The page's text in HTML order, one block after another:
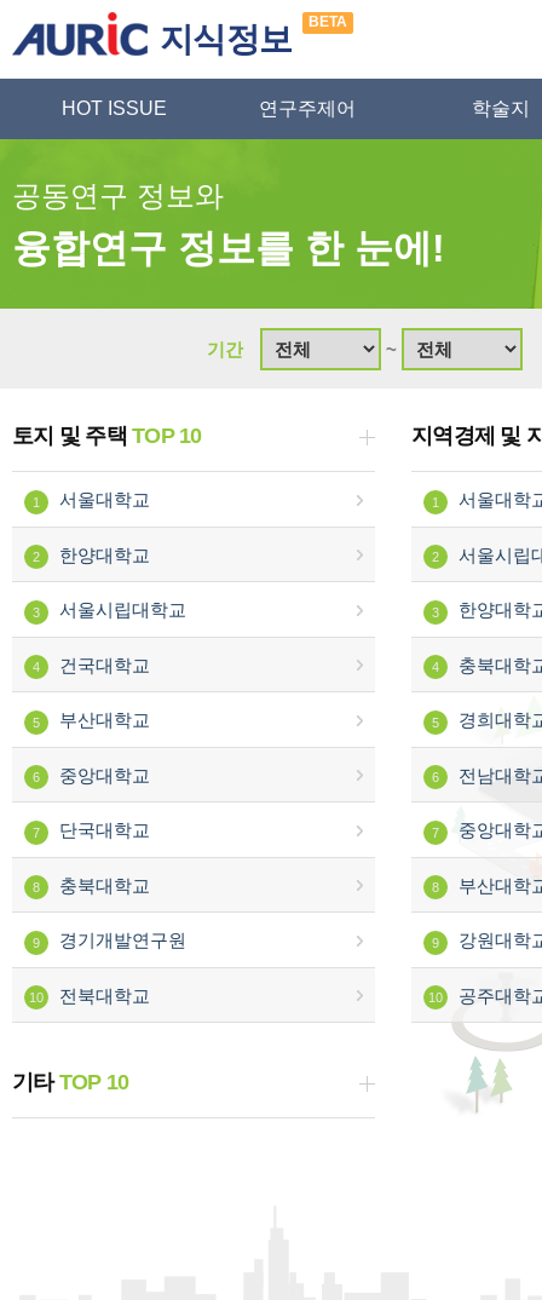
지식정보 BETA
HOT ISSUE 연구주제어 학술지
공동연구 정보와
융합연구 정보를 한 눈에!
기간 ~
토지 및 주택 TOP 10
1 서울대학교
2 한양대학교
3 서울시립대학교
4 건국대학교
5 부산대학교
6 중앙대학교
7 단국대학교
8 충북대학교
9 경기개발연구원
10 전북대학교
지역경제 및
1 서울대학
2 서울시립
3 한양대학
4 충북대학
5 경희대학
6 전남대학
7 중앙대학
8 부산대학
9 강원대학
10 공주대학
기타TOP 10